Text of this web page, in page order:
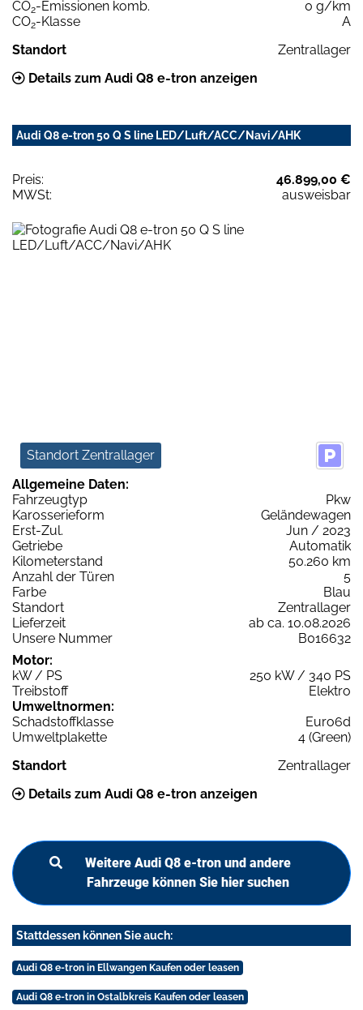
CO2-Emissionen komb.
0 g/km
CO2-Klasse
A
Standort
Zentrallager
Details zum Audi Q8 e-tron anzeigen
Audi Q8 e-tron 50 Q S line LED/Luft/ACC/Navi/AHK
Preis:
46.899,00 €
MWSt:
ausweisbar
Standort Zentrallager
Allgemeine Daten:
Fahrzeugtyp
Pkw
Karosserieform
Geländewagen
Erst-Zul.
Jun / 2023
Getriebe
Automatik
Kilometerstand
50.260 km
Anzahl der Türen
5
Farbe
Blau
Standort
Zentrallager
Lieferzeit
ab ca. 10.08.2026
Unsere Nummer
B016632
Motor:
kW / PS
250 kW / 340 PS
Treibstoff
Elektro
Umweltnormen:
Schadstoffklasse
Euro6d
Umweltplakette
4 (Green)
Standort
Zentrallager
Details zum Audi Q8 e-tron anzeigen
Weitere Audi Q8 e-tron und andere
Fahrzeuge können Sie hier suchen
Stattdessen können Sie auch:
Audi Q8 e-tron in Ellwangen Kaufen oder leasen
Audi Q8 e-tron in Ostalbkreis Kaufen oder leasen